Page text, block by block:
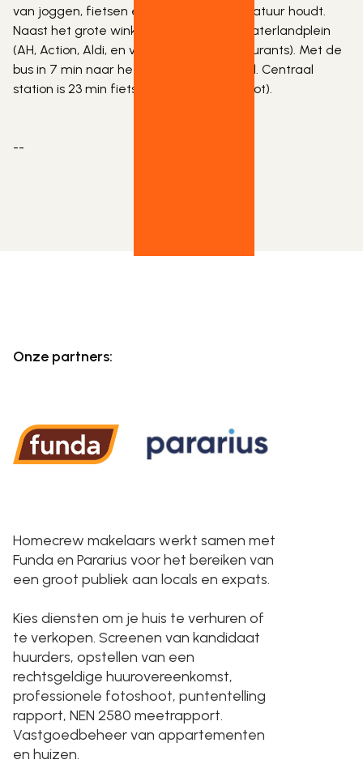
van joggen, fietsen en wandelen in de natuur houdt.
Naast het grote winkelgebied van het Waterlandplein
(AH, Action, Aldi, en vele winkels en restaurants). Met de
bus in 7 min naar het metrostation Noord. Centraal
station is 23 min fietsen (inclusief veerboot).
--
Onze partners:
Homecrew makelaars werkt samen met
Funda en Pararius voor het bereiken van
een groot publiek aan locals en expats.
Kies diensten om je huis te verhuren of
te verkopen. Screenen van kandidaat
huurders, opstellen van een
rechtsgeldige huurovereenkomst,
professionele fotoshoot, puntentelling
rapport, NEN 2580 meetrapport.
Vastgoedbeheer van appartementen
en huizen.